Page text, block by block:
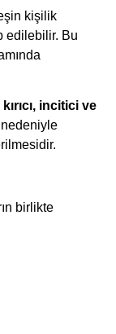
kişilik
edilebilir. Bu
incitici ve
nedeniyle
birlikte